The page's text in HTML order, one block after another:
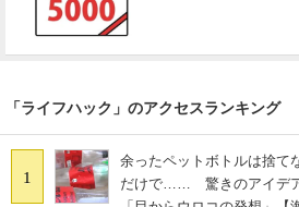
「ライフハック」のアクセスランキング
1
余ったペットボトルは捨
だけで…… 驚きのアイデア